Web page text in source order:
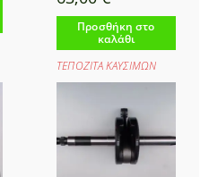
Προσθήκη στο
καλάθι
ΤΕΠΟΖΙΤΑ ΚΑΥΣΙΜΩΝ